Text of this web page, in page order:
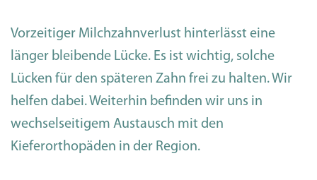
Vorzeitiger Milchzahnverlust hinterlässt eine
länger bleibende Lücke. Es ist wichtig, solche
Lücken für den späteren Zahn frei zu halten. Wir
helfen dabei. Weiterhin befinden wir uns in
wechselseitigem Austausch mit den
Kieferorthopäden in der Region.